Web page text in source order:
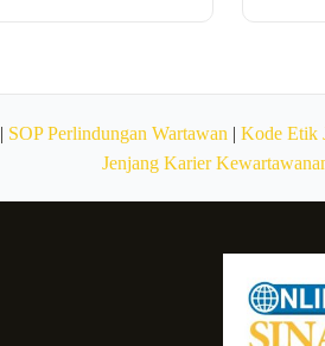
| SOP Perlindungan Wartawan | Kode Etik
Jenjang Karier